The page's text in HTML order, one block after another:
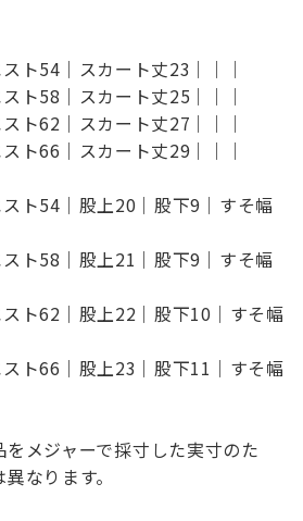
ト54｜スカート丈23｜｜｜
ト58｜スカート丈25｜｜｜
ト62｜スカート丈27｜｜｜
ト66｜スカート丈29｜｜｜
ト54｜股上20｜股下9｜すそ幅
ト58｜股上21｜股下9｜すそ幅
ト62｜股上22｜股下10｜すそ幅
ト66｜股上23｜股下11｜すそ幅
メジャーで採寸した実寸のた
なります。